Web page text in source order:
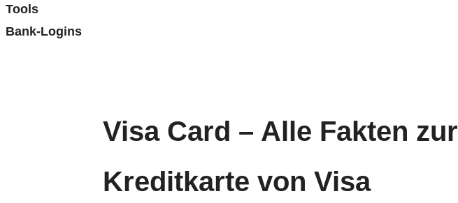
Tools
Bank-Logins
Visa Card – Alle Fakten zur
Kreditkarte von Visa